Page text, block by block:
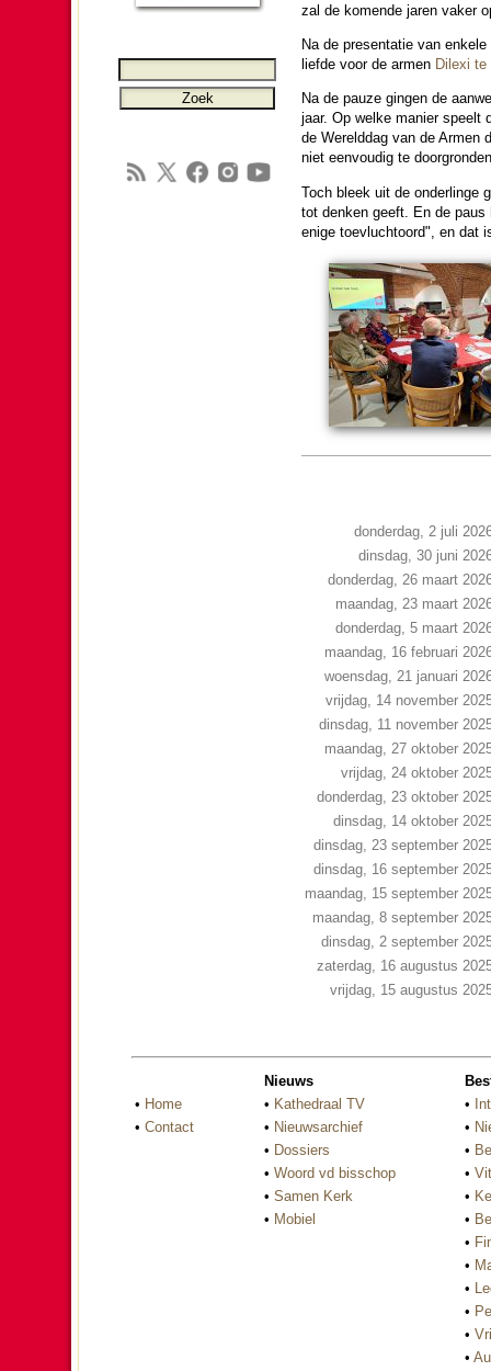
zal de ko­men­de jaren vaker
Na de pre­sen­ta­tie van
liefde voor de armen Dilexi te
Na de pauze gingen de
jaar. Op welke manier speelt
de Wereld­dag van de Armen
niet een­vou­dig te
Toch bleek uit de on­der­lin­ge
tot denken geeft. En de
enige toevluchtoord", en dat
donderdag, 2 juli
dinsdag, 30 juni
donderdag, 26 maart
maandag, 23 maart
donderdag, 5 maart
maandag, 16 februari
woensdag, 21 januari
vrijdag, 14 november
dinsdag, 11 november
maandag, 27 oktober
vrijdag, 24 oktober
donderdag, 23 oktober
dinsdag, 14 oktober
dinsdag, 23 september
dinsdag, 16 september
maandag, 15 september
maandag, 8 september
dinsdag, 2 september
zaterdag, 16 augustus
vrijdag, 15 augustus
• Home
• Contact
Nieuws
• Kathedraal TV
• Nieuwsarchief
• Dossiers
• Woord vd bisschop
• Samen Kerk
• Mobiel
•
•
•
•
•
•
•
•
•
•
•
•